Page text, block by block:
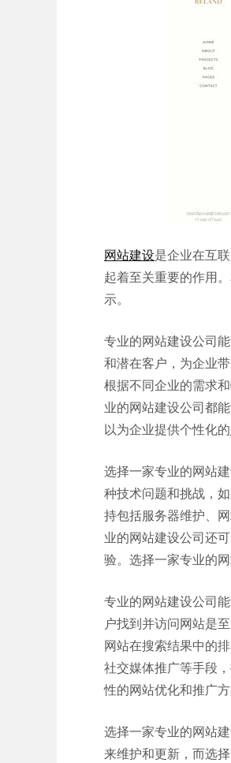
网站建设是企业在互
起着至关重要的作用
示。
专业的网站建设公司
和潜在客户，为企业
根据不同企业的需求
业的网站建设公司都
以为企业提供个性化的
选择一家专业的网站
种技术问题和挑战，
持包括服务器维护、
业的网站建设公司还
验。选择一家专业的
专业的网站建设公司
户找到并访问网站是
网站在搜索结果中的
社交媒体推广等手段
性的网站优化和推广
选择一家专业的网站
来维护和更新，而选